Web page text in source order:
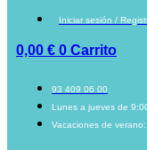
Iniciar sesión /
0,00 € 0 Carrito
93 409 06 00
Lunes a jueves de
Vacaciones de